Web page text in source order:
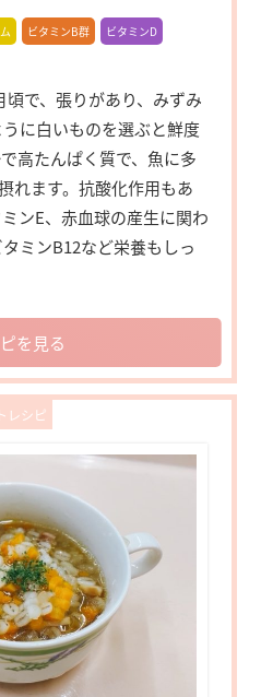
ビタミンB群 ビタミンD
で、張りがあり、みずみ
に白いものを選ぶと鮮度
高たんぱく質で、魚に多
れます。抗酸化作用もあ
ンE、赤血球の産生に関わ
ミンB12など栄養もしっ
を見る
レシピ